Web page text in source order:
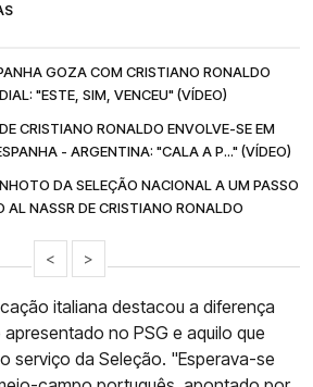
GOZA COM CRISTIANO RONALDO
"ESTE, SIM, VENCEU" (VÍDEO)
CRISTIANO RONALDO ENVOLVE-SE EM
- ARGENTINA: "CALA A P..." (VÍDEO)
DA SELEÇÃO NACIONAL A UM PASSO
AL NASSR DE CRISTIANO RONALDO
< >
italiana destacou a diferença
no PSG e aquilo que
serviço da Seleção. "Esperava-se